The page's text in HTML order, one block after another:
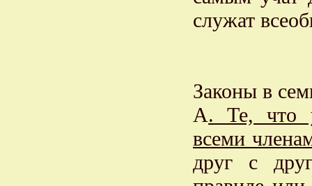
служат
Законы в
А. Те, что
всеми
друг с